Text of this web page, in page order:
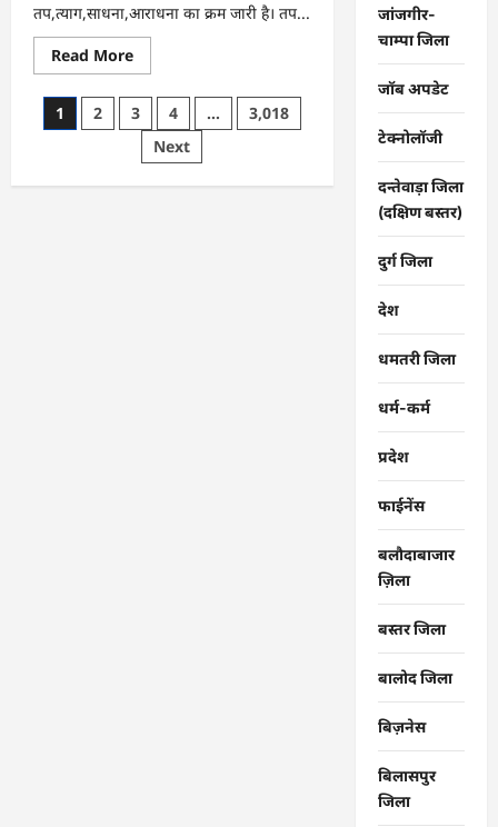
तप,त्याग,साधना,आराधना का क्रम जारी है। तप...
Read MoreRead
more
CG
:
राग
विराग
Posts
1 2 3 4 …
3,018
Next
जांजगीर-
चाम्पा जिला
जॉब अपडेट
टेक्नोलॉजी
दन्तेवाड़ा जिला
(दक्षिण बस्तर)
दुर्ग जिला
देश
धमतरी जिला
धर्म-कर्म
प्रदेश
फाईनेंस
बलौदाबाजार
ज़िला
बस्तर जिला
बालोद जिला
बिज़नेस
बिलासपुर
जिला